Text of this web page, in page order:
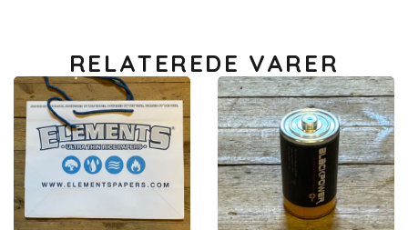
RELATEREDE VARER